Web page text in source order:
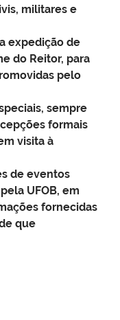
militares e
expedição de
do Reitor, para
pelo
sempre
formais
visita à
de eventos
UFOB, em
fornecidas
que